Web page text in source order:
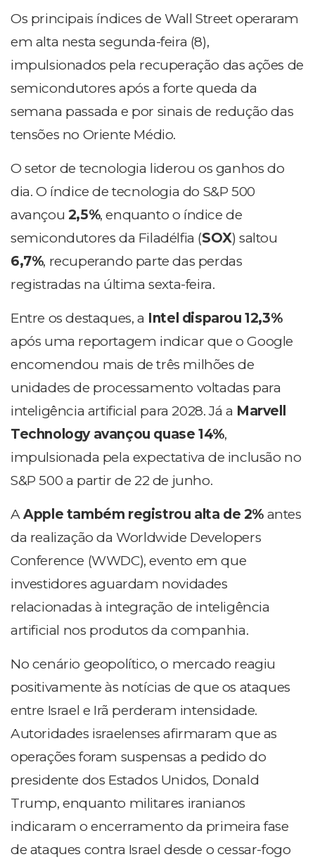
Os principais índices de Wall Street operaram
em alta nesta segunda-feira (8),
impulsionados pela recuperação das ações de
semicondutores após a forte queda da
semana passada e por sinais de redução das
tensões no Oriente Médio.
O setor de tecnologia liderou os ganhos do
dia. O índice de tecnologia do S&P 500
avançou 2,5%, enquanto o índice de
semicondutores da Filadélfia (SOX) saltou
6,7%, recuperando parte das perdas
registradas na última sexta-feira.
Entre os destaques, a Intel disparou 12,3%
após uma reportagem indicar que o Google
encomendou mais de três milhões de
unidades de processamento voltadas para
inteligência artificial para 2028. Já a Marvell
Technology avançou quase 14%,
impulsionada pela expectativa de inclusão no
S&P 500 a partir de 22 de junho.
AApple também registrou alta de 2% antes
da realização da Worldwide Developers
Conference (WWDC), evento em que
investidores aguardam novidades
relacionadas à integração de inteligência
artificial nos produtos da companhia.
No cenário geopolítico, o mercado reagiu
positivamente às notícias de que os ataques
entre Israel e Irã perderam intensidade.
Autoridades israelenses afirmaram que as
operações foram suspensas a pedido do
presidente dos Estados Unidos, Donald
Trump, enquanto militares iranianos
indicaram o encerramento da primeira fase
de ataques contra Israel desde o cessar-fogo